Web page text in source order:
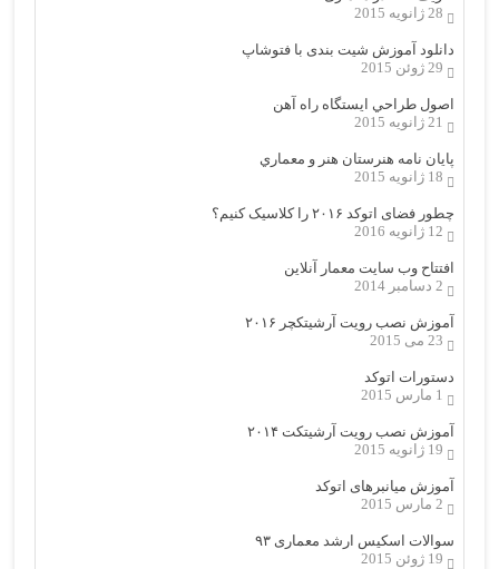
28 ژانویه 2015
دانلود آموزش شیت بندی با فتوشاپ
29 ژوئن 2015
اصول طراحي ایستگاه راه آهن
21 ژانویه 2015
پایان نامه هنرستان هنر و معماري
18 ژانویه 2015
چطور فضای اتوکد ۲۰۱۶ را کلاسیک کنیم؟
12 ژانویه 2016
افتتاح وب سایت معمار آنلاین
2 دسامبر 2014
آموزش نصب رویت آرشیتکچر ۲۰۱۶
23 می 2015
دستورات اتوکد
1 مارس 2015
آموزش نصب رویت آرشیتکت ۲۰۱۴
19 ژانویه 2015
آموزش میانبرهای اتوکد
2 مارس 2015
سوالات اسکیس ارشد معماری ۹۳
19 ژوئن 2015